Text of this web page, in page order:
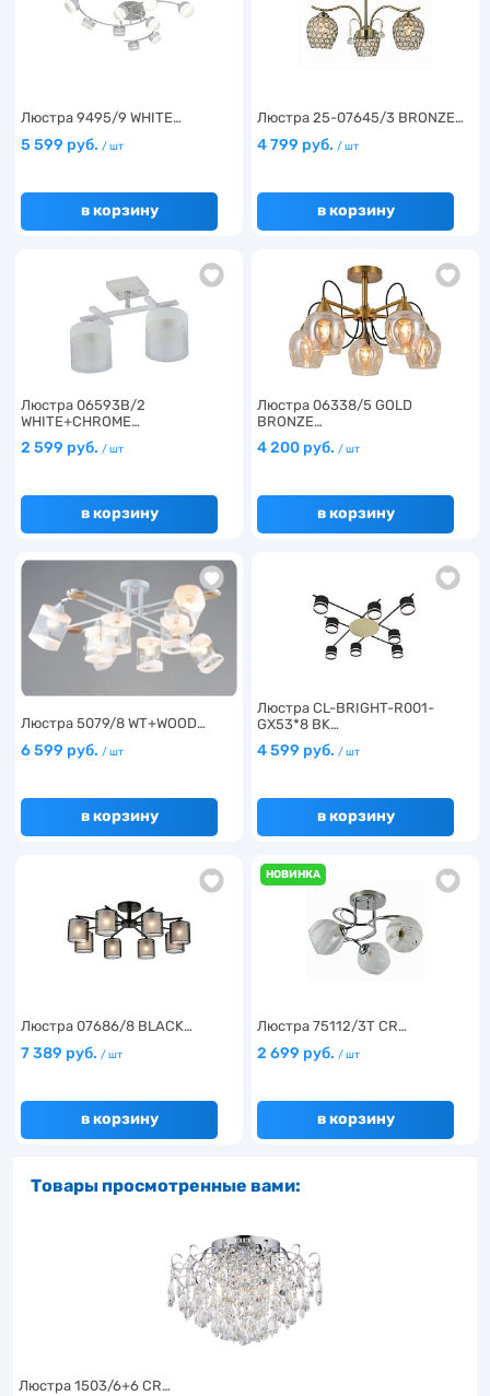
Люстра 9495/9 WHITE…
5 599 руб. / шт
в корзину
Люстра 25-07645/3 BRONZE…
4 799 руб. / шт
в корзину
Люстра 06593B/2
WHITE+CHROME…
2 599 руб. / шт
в корзину
Люстра 06338/5 GOLD
BRONZE…
4 200 руб. / шт
в корзину
Люстра 5079/8 WT+WOOD…
6 599 руб. / шт
в корзину
Люстра CL-BRIGHT-R001-
GX53*8 BK…
4 599 руб. / шт
в корзину
Люстра 07686/8 BLACK…
7 389 руб. / шт
в корзину
НОВИНКА
Люстра 75112/3T CR…
2 699 руб. / шт
в корзину
Товары просмотренные вами:
Люстра 1503/6+6 CR…